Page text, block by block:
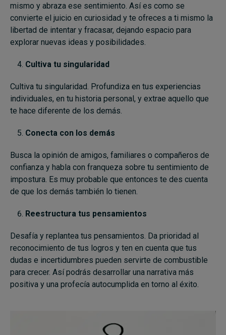
mismo y abraza ese sentimiento. Así es como se
convierte el juicio en curiosidad y te ofreces a ti mismo la
libertad de intentar y fracasar, dejando espacio para
explorar nuevas ideas y posibilidades.
Cultiva tu singularidad
Cultiva tu singularidad. Profundiza en tus experiencias
individuales, en tu historia personal, y extrae aquello que
te hace diferente de los demás.
Conecta con los demás
Busca la opinión de amigos, familiares o compañeros de
confianza y habla con franqueza sobre tu sentimiento de
impostura. Es muy probable que entonces te des cuenta
de que los demás también lo tienen.
Reestructura tus pensamientos
Desafía y replantea tus pensamientos. Da prioridad al
reconocimiento de tus logros y ten en cuenta que tus
dudas e incertidumbres pueden servirte de combustible
para crecer. Así podrás desarrollar una narrativa más
positiva y una profecía autocumplida en torno al éxito.